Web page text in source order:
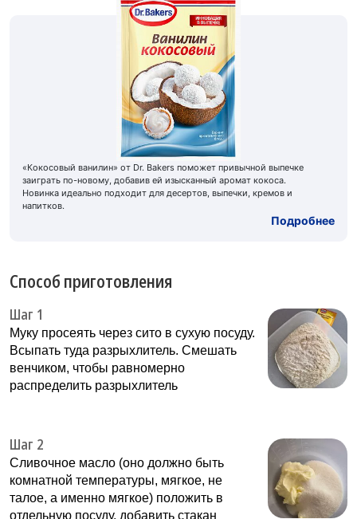
«Кокосовый ванилин» от Dr. Bakers поможет привычной выпечке
заиграть по-новому, добавив ей изысканный аромат кокоса.
Новинка идеально подходит для десертов, выпечки, кремов и
напитков.
Подробнее
Способ приготовления
Шаг 1
Муку просеять через сито в сухую посуду.
Всыпать туда разрыхлитель. Смешать
венчиком, чтобы равномерно
распределить разрыхлитель
Шаг 2
Сливочное масло (оно должно быть
комнатной температуры, мягкое, не
талое, а именно мягкое) положить в
отдельную посуду, добавить стакан